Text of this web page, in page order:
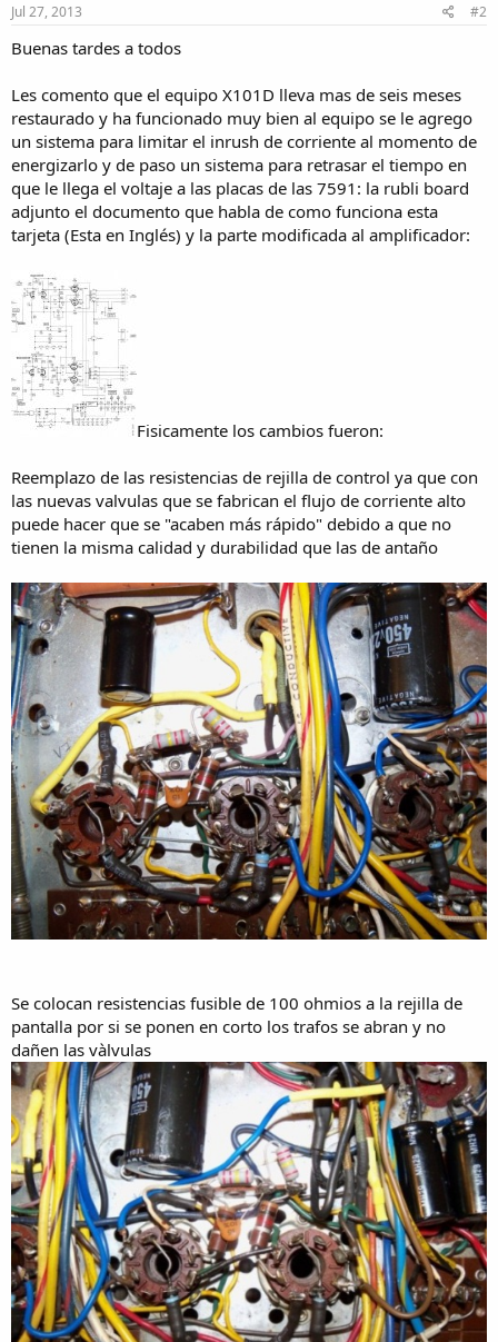
Jul 27, 2013 #2
Buenas tardes a todos
Les comento que el equipo X101D lleva mas de seis meses
restaurado y ha funcionado muy bien al equipo se le agrego
un sistema para limitar el inrush de corriente al momento de
energizarlo y de paso un sistema para retrasar el tiempo en
que le llega el voltaje a las placas de las 7591: la rubli board
adjunto el documento que habla de como funciona esta
tarjeta (Esta en Inglés) y la parte modificada al amplificador:
Fisicamente los cambios fueron:
Reemplazo de las resistencias de rejilla de control ya que con
las nuevas valvulas que se fabrican el flujo de corriente alto
puede hacer que se "acaben más rápido" debido a que no
tienen la misma calidad y durabilidad que las de antaño
Se colocan resistencias fusible de 100 ohmios a la rejilla de
pantalla por si se ponen en corto los trafos se abran y no
dañen las vàlvulas